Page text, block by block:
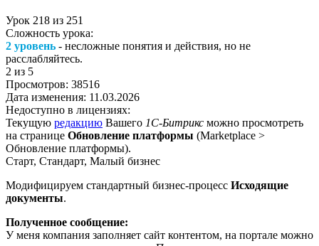
Урок 218 из 251
Сложность урока:
2 уровень - несложные понятия и действия, но не
расслабляйтесь.
2 из 5
Просмотров: 38516
Дата изменения: 11.03.2026
Недоступно в лицензиях:
Текущую редакцию Вашего 1С-Битрикс можно просмотреть
на странице Обновление платформы (Marketplace >
Обновление платформы).
Старт, Стандарт, Малый бизнес
Модифицируем стандартный бизнес-процесс Исходящие
документы.
Полученное сообщение:
У меня компания заполняет сайт контентом, на портале можно